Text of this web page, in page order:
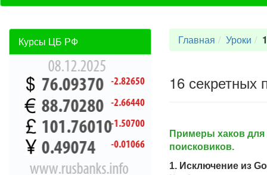
Курсы ЦБ РФ Главная Уроки
16 секретных
Примеры хаков для
поисковиков.
1. Исключение из